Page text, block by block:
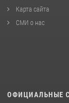
Карта сайта
СМИ о нас
ОФИЦИАЛЬНЫЕ